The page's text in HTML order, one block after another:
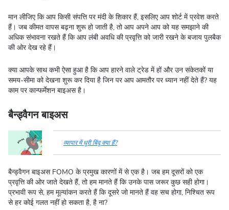
मान लीजिए कि आप किसी संपत्ति पर मंदी के शिकार हैं, इसलिए आप शोर्ट में प्रवेश करते
हैं। जब कीमत वापस बढ़ना शुरू हो जाती है, तो आप अपने आप को यह समझाने की
अधिक संभावना रखते हैं कि आप लंबी अवधि की प्रवृत्ति को जारी रखने के बजाय पुलबैक
की ओर देख रहे हैं।
क्या आपके साथ कभी ऐसा हुआ है कि आप हारने वाले ट्रेड में हों और उन संकेतकों या
समय-सीमा को देखना शुरू कर दिया है जिन पर आप आमतौर पर ध्यान नहीं देते हैं? यह
काम पर कान्फर्मेशन बाइअस है।
बैन्ड्वैगन बाइअस
व्यापार में धुरी बिंदु क्या हैं?
बैन्ड्वैगन बाइअस FOMO के प्रमुख कारणों में से एक है। जब हम दूसरों को एक
प्रवृत्ति की ओर जाते देखते हैं, तो हम मानते हैं कि उनके पास जरूर कुछ सही होगा।
प्रभावी रूप से, हम मूल्यांकन करते हैं कि दूसरे जो मानते हैं वह सच होगा, निश्चित रूप
से हर कोई गलत नहीं हो सकता है, है ना?